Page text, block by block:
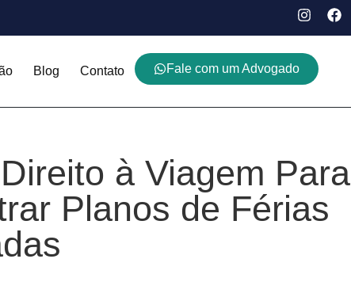
Blog Contato Fale com um Advogado
à Viagem Para
Planos de Férias